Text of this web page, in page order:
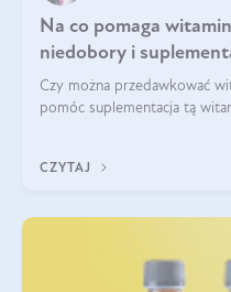
Na co pomaga
niedobory i
Czy można przedawkować
pomóc suplementacja tą
robić?
CZYTAJ